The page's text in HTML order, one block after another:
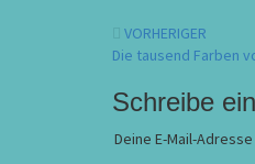
VORHERIGER
Die tausend Farben
Schreibe
Deine E-Mail-